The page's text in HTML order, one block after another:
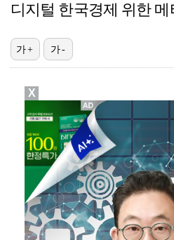
[ST포토] 슛 때리는 마
[ST포토] 맨시티 세메
[ST포토] 에이티즈 산,
[ST포토] 시축하는 에
디지털 한국경제 위한
가+ 가-
X